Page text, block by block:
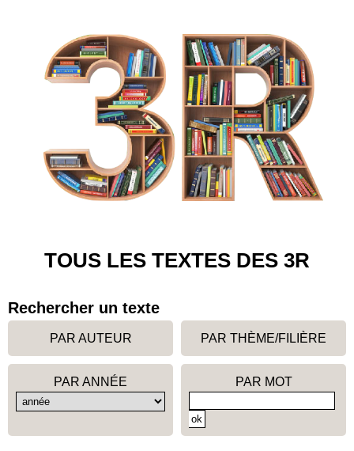
TOUS LES TEXTES DES 3R
Rechercher un texte
PAR AUTEUR PAR THÈME/FILIÈRE
PAR ANNÉE PAR MOT